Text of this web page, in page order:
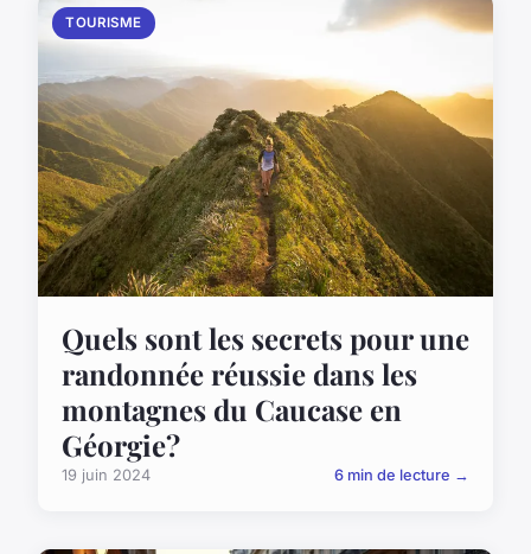
TOURISME
Quels sont les secrets pour une
randonnée réussie dans les
montagnes du Caucase en
Géorgie?
19 juin 2024 6 min de lecture →